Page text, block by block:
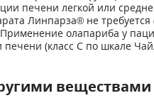
печени легкой или
Линпарза® не
олапариба у
(класс С по шкале
веществами